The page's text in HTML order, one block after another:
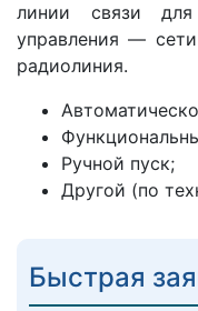
линии связи для
управления —
радиолиния.
Ручной пуск;
Другой (по
Быстрая